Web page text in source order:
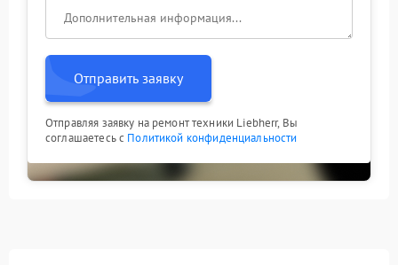
Отправить заявку
Отправляя заявку на ремонт техники Liebherr, Вы
соглашаетесь с Политикой конфиденциальности